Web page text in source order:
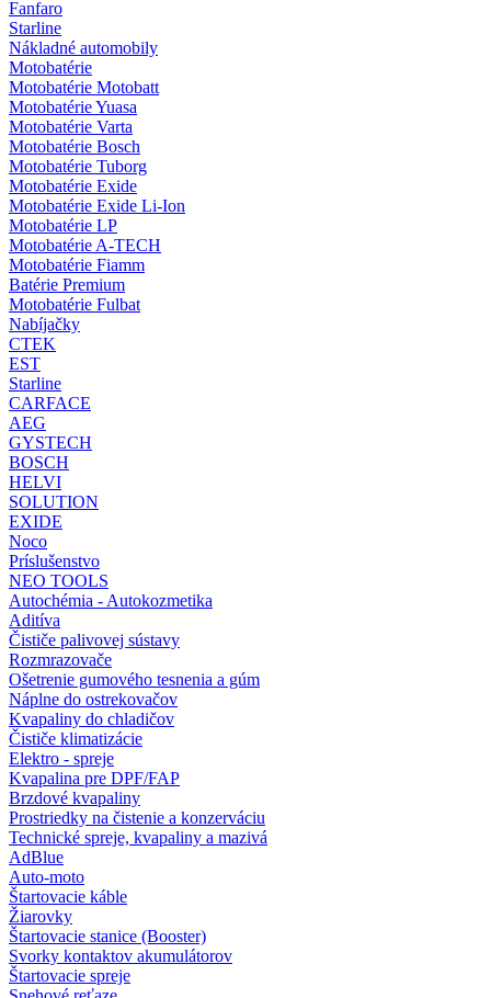
Fanfaro
Starline
Nákladné automobily
Motobatérie
Motobatérie Motobatt
Motobatérie Yuasa
Motobatérie Varta
Motobatérie Bosch
Motobatérie Tuborg
Motobatérie Exide
Motobatérie Exide Li-Ion
Motobatérie LP
Motobatérie A-TECH
Motobatérie Fiamm
Batérie Premium
Motobatérie Fulbat
Nabíjačky
CTEK
EST
Starline
CARFACE
AEG
GYSTECH
BOSCH
HELVI
SOLUTION
EXIDE
Noco
Príslušenstvo
NEO TOOLS
Autochémia - Autokozmetika
Aditíva
Čističe palivovej sústavy
Rozmrazovače
Ošetrenie gumového tesnenia a gúm
Náplne do ostrekovačov
Kvapaliny do chladičov
Čističe klimatizácie
Elektro - spreje
Kvapalina pre DPF/FAP
Brzdové kvapaliny
Prostriedky na čistenie a konzerváciu
Technické spreje, kvapaliny a mazivá
AdBlue
Auto-moto
Štartovacie káble
Žiarovky
Štartovacie stanice (Booster)
Svorky kontaktov akumulátorov
Štartovacie spreje